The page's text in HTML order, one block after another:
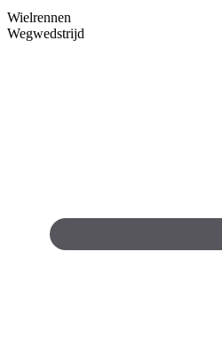
Wielrennen
Wegwedstrijd